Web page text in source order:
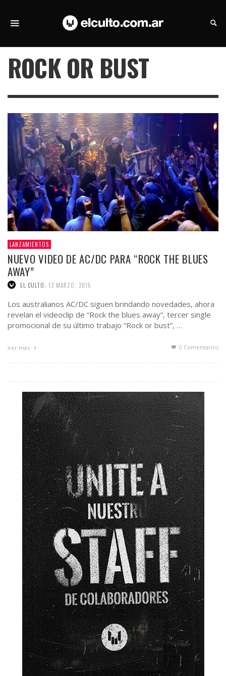
ROCK OR BUST
LANZAMIENTOS
NUEVO VIDEO DE AC/DC PARA “ROCK THE BLUES
AWAY”
EL CULTO 13 MARZO, 2015
Los australianos AC/DC siguen brindando novedades, ahora
revelan el videoclip de “Rock the blues away”, tercer single
promocional de su último trabajo “Rock or bust”, …
Ver más 0 Comentarios